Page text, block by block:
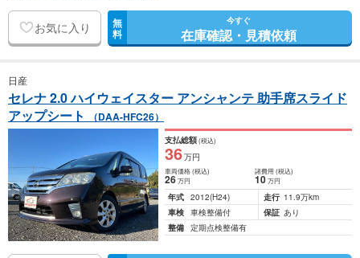
お気に入り 無
料
今すぐ
在庫確認・見積依頼
日産
セレナ 2.0 ハイウェイスター アンシャンテ 助手席スライド
アップシート
（DAA-HFC26）
支払総額(税込)
36万円
車両価格(税込)
26万円
諸費用 (税込)
10 万円
年式 2012(H24) 走行 11.9万km
車検 車検整備付 保証 あり
整備 定期点検整備有